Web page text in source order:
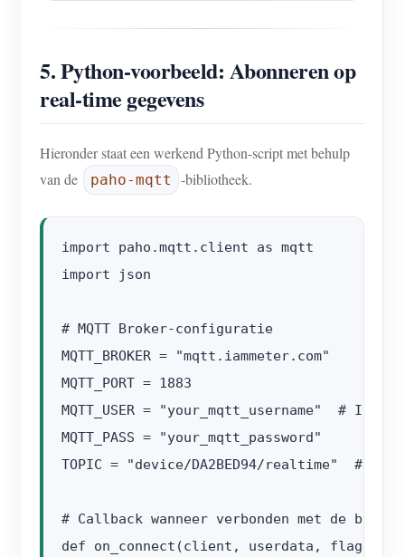
5. Python-voorbeeld: Abonneren op
real-time gegevens
Hieronder staat een werkend Python-script met behulp
van de
paho-mqtt -bibliotheek.
import paho.mqtt.client as mqtt
import json
# MQTT Broker-configuratie
MQTT_BROKER = "mqtt.iammeter.com"
MQTT_PORT = 1883
MQTT_USER = "your_mqtt_username"  #
MQTT_PASS = "your_mqtt_password"
TOPIC = "device/DA2BED94/realtime"  #
# Callback wanneer verbonden met de broker
def on_connect(client, userdata, flags,